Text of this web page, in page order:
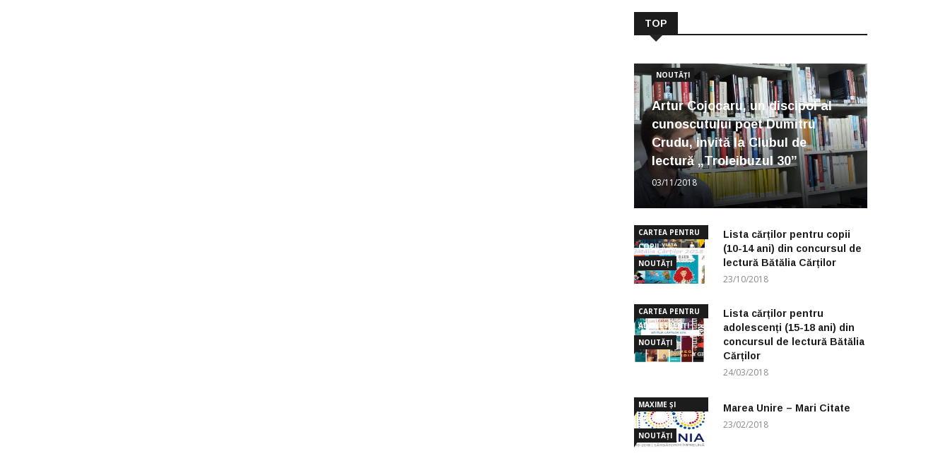
TOP
NOUTĂȚI
Artur Cojocaru, un discipol al
cunoscutului poet Dumitru
Crudu, invită la Clubul de
lectură „Troleibuzul 30”
03/11/2018
CARTEA PENTRU
COPII
NOUTĂȚI
Lista cărților pentru copii
(10-14 ani) din concursul de
lectură Bătălia Cărților
23/10/2018
CARTEA PENTRU
ADOLESCENȚI
NOUTĂȚI
Lista cărților pentru
adolescenți (15-18 ani) din
concursul de lectură Bătălia
Cărților
24/03/2018
MAXIME ȘI
CUGETĂRI
NOUTĂȚI
Marea Unire – Mari Citate
23/02/2018